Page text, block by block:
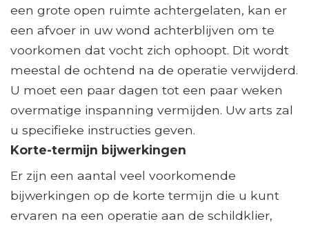
een grote open ruimte achtergelaten, kan er
een afvoer in uw wond achterblijven om te
voorkomen dat vocht zich ophoopt. Dit wordt
meestal de ochtend na de operatie verwijderd.
U moet een paar dagen tot een paar weken
overmatige inspanning vermijden. Uw arts zal
u specifieke instructies geven.
Korte-termijn bijwerkingen
Er zijn een aantal veel voorkomende
bijwerkingen op de korte termijn die u kunt
ervaren na een operatie aan de schildklier,